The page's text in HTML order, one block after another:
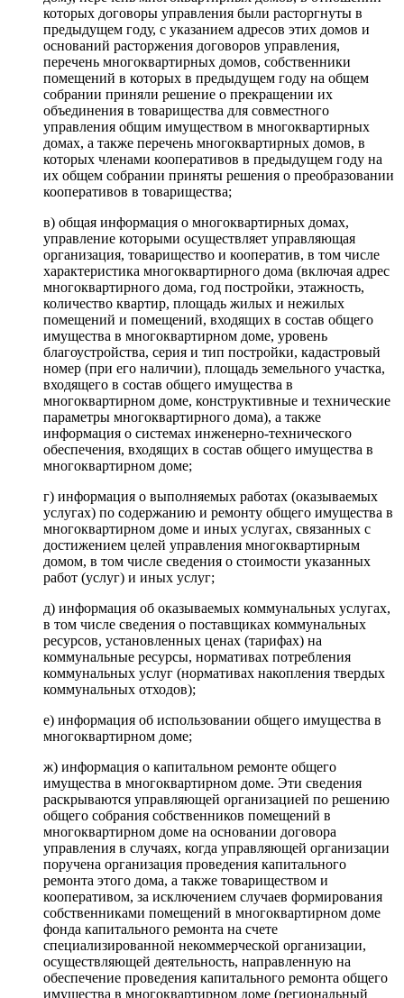
которых договоры управления были расторгнуты в
предыдущем году, с указанием адресов этих домов и
оснований расторжения договоров управления,
перечень многоквартирных домов, собственники
помещений в которых в предыдущем году на общем
собрании приняли решение о прекращении их
объединения в товарищества для совместного
управления общим имуществом в многоквартирных
домах, а также перечень многоквартирных домов, в
которых членами кооперативов в предыдущем году на
их общем собрании приняты решения о преобразовании
кооперативов в товарищества;
в) общая информация о многоквартирных домах,
управление которыми осуществляет управляющая
организация, товарищество и кооператив, в том числе
характеристика многоквартирного дома (включая адрес
многоквартирного дома, год постройки, этажность,
количество квартир, площадь жилых и нежилых
помещений и помещений, входящих в состав общего
имущества в многоквартирном доме, уровень
благоустройства, серия и тип постройки, кадастровый
номер (при его наличии), площадь земельного участка,
входящего в состав общего имущества в
многоквартирном доме, конструктивные и технические
параметры многоквартирного дома), а также
информация о системах инженерно-технического
обеспечения, входящих в состав общего имущества в
многоквартирном доме;
г) информация о выполняемых работах (оказываемых
услугах) по содержанию и ремонту общего имущества в
многоквартирном доме и иных услугах, связанных с
достижением целей управления многоквартирным
домом, в том числе сведения о стоимости указанных
работ (услуг) и иных услуг;
д) информация об оказываемых коммунальных услугах,
в том числе сведения о поставщиках коммунальных
ресурсов, установленных ценах (тарифах) на
коммунальные ресурсы, нормативах потребления
коммунальных услуг (нормативах накопления твердых
коммунальных отходов);
е) информация об использовании общего имущества в
многоквартирном доме;
ж) информация о капитальном ремонте общего
имущества в многоквартирном доме. Эти сведения
раскрываются управляющей организацией по решению
общего собрания собственников помещений в
многоквартирном доме на основании договора
управления в случаях, когда управляющей организации
поручена организация проведения капитального
ремонта этого дома, а также товариществом и
кооперативом, за исключением случаев формирования
собственниками помещений в многоквартирном доме
фонда капитального ремонта на счете
специализированной некоммерческой организации,
осуществляющей деятельность, направленную на
обеспечение проведения капитального ремонта общего
имущества в многоквартирном доме (региональный